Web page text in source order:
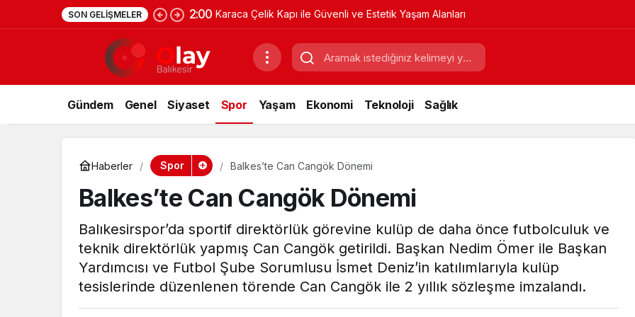
SON GELIŞMELER 2:00 Karaca Çelik Kapı ile Güvenli ve Estetik Yaşam Alanları
Gündem Genel Siyaset Spor Yaşam Ekonomi Teknoloji Sağlık
Haberler Spor Balkes’te Can Cangök Dönemi
Balkes’te Can Cangök Dönemi
Balıkesirspor’da sportif direktörlük görevine kulüp de daha önce futbolculuk ve
teknik direktörlük yapmış Can Cangök getirildi. Başkan Nedim Ömer ile Başkan
Yardımcısı ve Futbol Şube Sorumlusu İsmet Deniz’in katılımlarıyla kulüp
tesislerinde düzenlenen törende Can Cangök ile 2 yıllık sözleşme imzalandı.